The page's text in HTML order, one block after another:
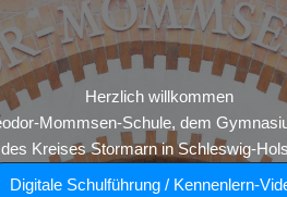
Herzlich willkommen
Mommsen-Schule, dem
des Kreises Stormarn in Schleswig-
Digitale Schulführung / Kennenlern-